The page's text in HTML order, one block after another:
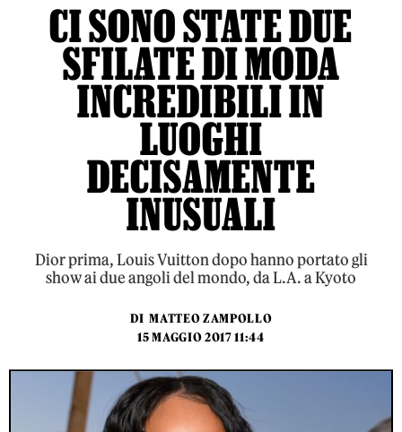
CI SONO STATE DUE
SFILATE DI MODA
INCREDIBILI IN
LUOGHI
DECISAMENTE
INUSUALI
Dior prima, Louis Vuitton dopo hanno portato gli
show ai due angoli del mondo, da L.A. a Kyoto
DI MATTEO ZAMPOLLO
15 MAGGIO 2017 11:44